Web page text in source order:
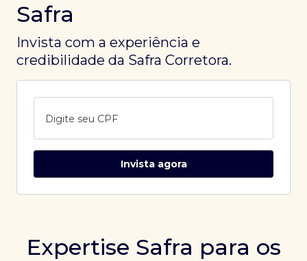
Safra
Invista com a experiência e
credibilidade da Safra Corretora.
Digite seu CPF
Invista agora
Expertise Safra para os